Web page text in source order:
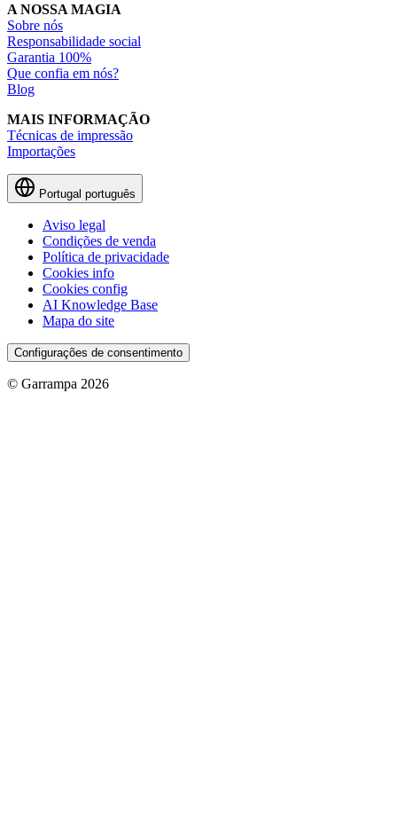
A NOSSA MAGIA
Sobre nós
Responsabilidade social
Garantia 100%
Que confia em nós?
Blog
MAIS INFORMAÇÃO
Técnicas de impressão
Importações
Portugal português
Aviso legal
Condições de venda
Política de privacidade
Cookies info
Cookies config
AI Knowledge Base
Mapa do site
Configurações de consentimento
© Garrampa 2026